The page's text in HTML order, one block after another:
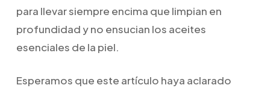
para llevar siempre encima que limpian en
profundidad y no ensucian los aceites
esenciales de la piel.
Esperamos que este artículo haya aclarado